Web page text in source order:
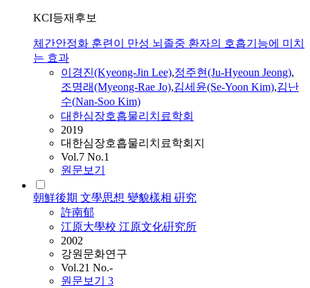
KCI등재후보
체간안정화 훈련이 만성 뇌졸중 환자의 호흡기능에 미치
는 효과
이경진(Kyeong-Jin Lee),정주현(Ju-Hyeoun Jeong),
조명래(Myeong-Rae Jo),김세윤(Se-Yoon Kim),김난
수(Nan-Soo Kim)
대한심장호흡물리치료학회
2019
대한심장호흡물리치료학회지
Vol.7 No.1
원문보기
朝鮮後期 文學思想 變貌樣相 硏究
許南郁
江原大學校 江原文化硏究所
2002
강원문화연구
Vol.21 No.-
원문보기 3